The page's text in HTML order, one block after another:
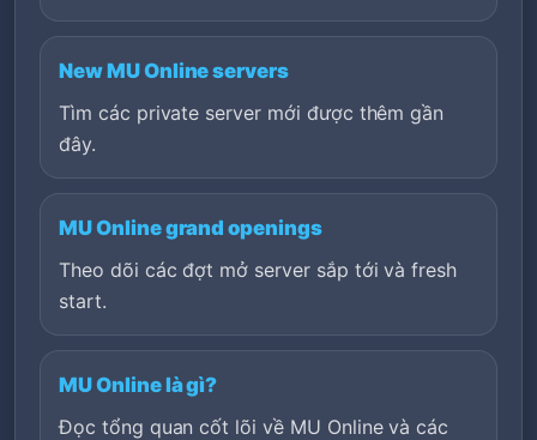
New MU Online servers
Tìm các private server mới được thêm gần
đây.
MU Online grand openings
Theo dõi các đợt mở server sắp tới và fresh
start.
MU Online là gì?
Đọc tổng quan cốt lõi về MU Online và các